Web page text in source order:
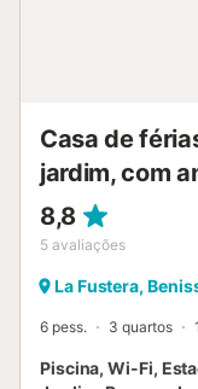
Casa de
jardim, com
8,8
5 avaliações
La Fustera,
6 pess. 3 quartos
Piscina, Wi-Fi,